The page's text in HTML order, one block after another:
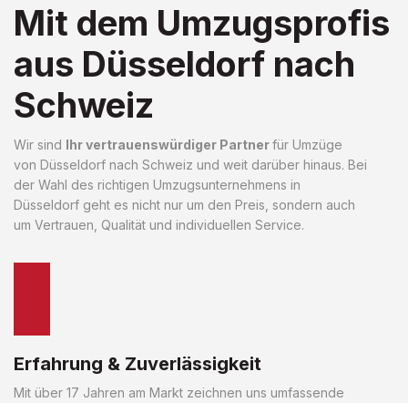
Mit dem Umzugsprofis
aus Düsseldorf nach
Schweiz
Wir sind Ihr vertrauenswürdiger Partnerfür Umzüge
von Düsseldorf nach Schweiz und weit darüber hinaus. Bei
der Wahl des richtigen Umzugsunternehmens in
Düsseldorf geht es nicht nur um den Preis, sondern auch
um Vertrauen, Qualität und individuellen Service.
Erfahrung & Zuverlässigkeit
Mit über 17 Jahren am Markt zeichnen uns umfassende